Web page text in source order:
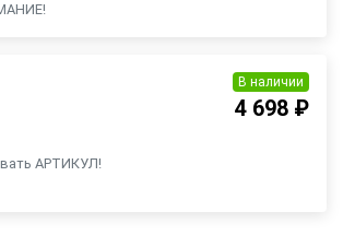
АРТИКУЛ!
В наличии
4 698 ₽